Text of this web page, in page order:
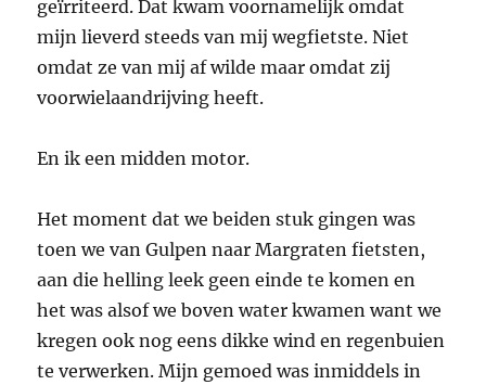
geïrriteerd. Dat kwam voornamelijk omdat
mijn lieverd steeds van mij wegfietste. Niet
omdat ze van mij af wilde maar omdat zij
voorwielaandrijving heeft.
En ik een midden motor.
Het moment dat we beiden stuk gingen was
toen we van Gulpen naar Margraten fietsten,
aan die helling leek geen einde te komen en
het was alsof we boven water kwamen want we
kregen ook nog eens dikke wind en regenbuien
te verwerken. Mijn gemoed was inmiddels in